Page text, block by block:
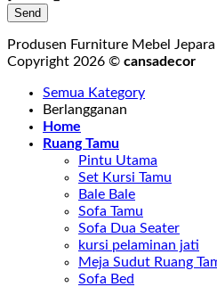
Produsen Furniture Mebel Jepara
Copyright 2026 © cansadecor
Semua Kategory
Berlangganan
Home
Ruang Tamu
Pintu Utama
Set Kursi Tamu
Bale Bale
Sofa Tamu
Sofa Dua Seater
kursi pelaminan jati
Meja Sudut Ruang
Sofa Bed